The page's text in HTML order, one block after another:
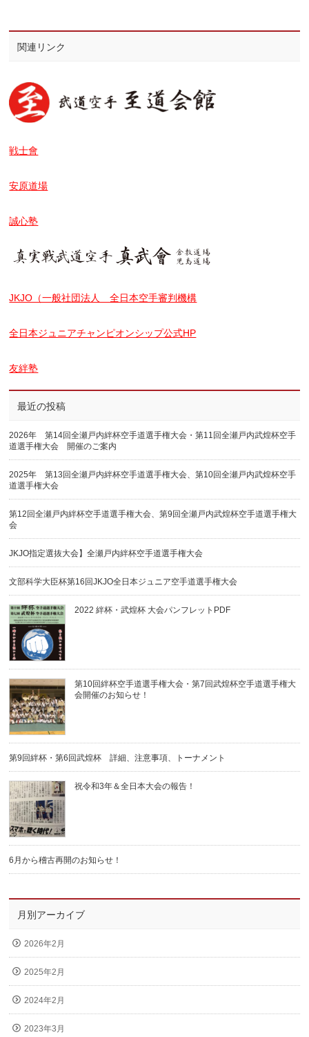
関連リンク
戦士會
安原道場
誠心塾
JKJO（一般社団法人 全日本空手審判機構
全日本ジュニアチャンピオンシップ公式HP
友絆塾
最近の投稿
2026年 第14回全瀬戸内絆杯空手道選手権大会・第11回全瀬戸内武煌杯空手
道選手権大会 開催のご案内
2025年 第13回全瀬戸内絆杯空手道選手権大会、第10回全瀬戸内武煌杯空手
道選手権大会
第12回全瀬戸内絆杯空手道選手権大会、第9回全瀬戸内武煌杯空手道選手権大
会
JKJO指定選抜大会】全瀬戸内絆杯空手道選手権大会
文部科学大臣杯第16回JKJO全日本ジュニア空手道選手権大会
2022 絆杯・武煌杯 大会パンフレットPDF
第10回絆杯空手道選手権大会・第7回武煌杯空手道選手権大
会開催のお知らせ！
第9回絆杯・第6回武煌杯 詳細、注意事項、トーナメント
祝令和3年＆全日本大会の報告！
6月から稽古再開のお知らせ！
月別アーカイブ
2026年2月
2025年2月
2024年2月
2023年3月